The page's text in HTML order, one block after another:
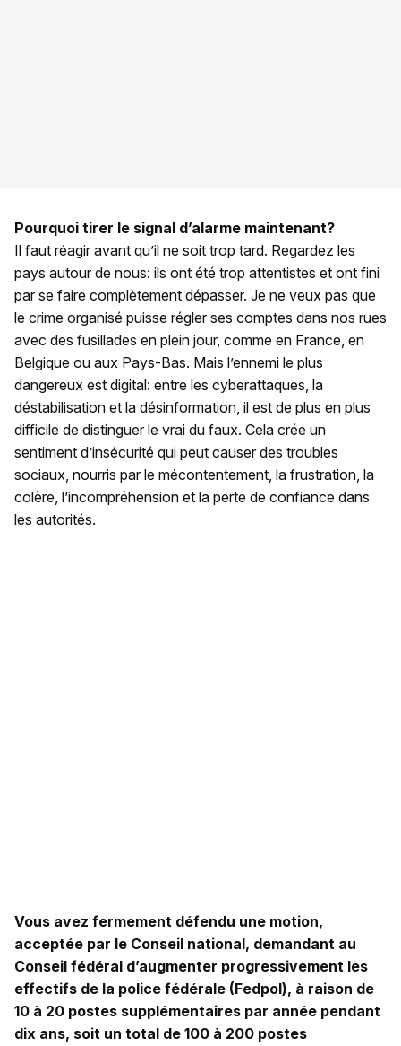
Pourquoi tirer le signal d’alarme maintenant?
Il faut réagir avant qu’il ne soit trop tard. Regardez les
pays autour de nous: ils ont été trop attentistes et ont fini
par se faire complètement dépasser. Je ne veux pas que
le crime organisé puisse régler ses comptes dans nos rues
avec des fusillades en plein jour, comme en France, en
Belgique ou aux Pays-Bas. Mais l’ennemi le plus
dangereux est digital: entre les cyberattaques, la
déstabilisation et la désinformation, il est de plus en plus
difficile de distinguer le vrai du faux. Cela crée un
sentiment d’insécurité qui peut causer des troubles
sociaux, nourris par le mécontentement, la frustration, la
colère, l’incompréhension et la perte de confiance dans
les autorités.
Vous avez fermement défendu une motion,
acceptée par le Conseil national, demandant au
Conseil fédéral d’augmenter progressivement les
effectifs de la police fédérale (Fedpol), à raison de
10 à 20 postes supplémentaires par année pendant
dix ans, soit un total de 100 à 200 postes